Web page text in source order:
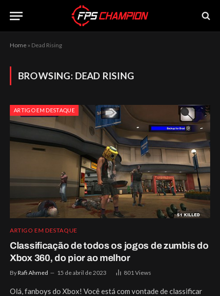
Home » Dead Rising
BROWSING: DEAD RISING
ARTIGO EM DESTAQUE
ARTIGO EM DESTAQUE
Classificação de todos os jogos de zumbis do
Xbox 360, do pior ao melhor
ByRafi Ahmed 15 de abril de 2023 801 Views
Olá, fanboys do Xbox! Você está com vontade de classificar